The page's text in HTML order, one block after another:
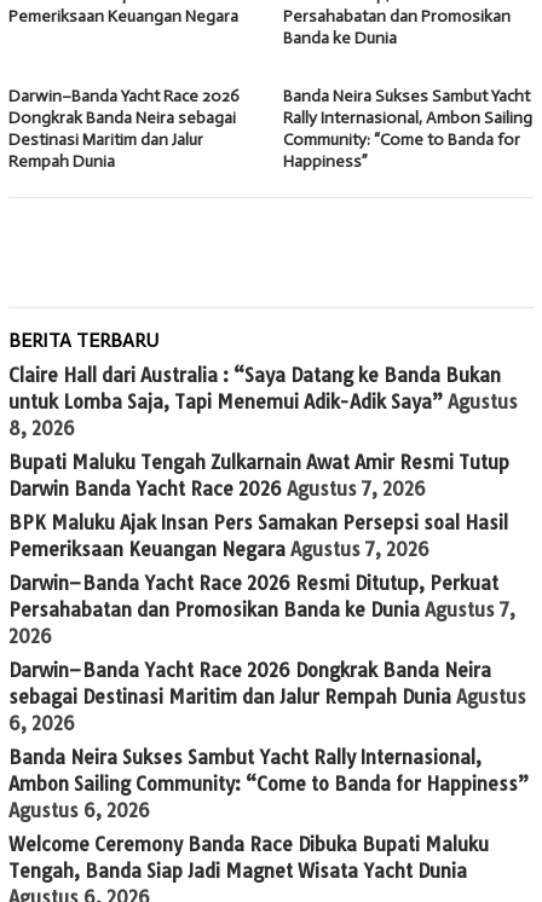
Pemeriksaan Keuangan Negara
Persahabatan dan Promosikan
Banda ke Dunia
Darwin–Banda Yacht Race 2026
Dongkrak Banda Neira sebagai
Destinasi Maritim dan Jalur
Rempah Dunia
Banda Neira Sukses Sambut Yacht
Rally Internasional, Ambon Sailing
Community: “Come to Banda for
Happiness”
BERITA TERBARU
Claire Hall dari Australia : “Saya Datang ke Banda Bukan
untuk Lomba Saja, Tapi Menemui Adik-Adik Saya” Agustus
8, 2026
Bupati Maluku Tengah Zulkarnain Awat Amir Resmi Tutup
Darwin Banda Yacht Race 2026 Agustus 7, 2026
BPK Maluku Ajak Insan Pers Samakan Persepsi soal Hasil
Pemeriksaan Keuangan Negara Agustus 7, 2026
Darwin–Banda Yacht Race 2026 Resmi Ditutup, Perkuat
Persahabatan dan Promosikan Banda ke Dunia Agustus 7,
2026
Darwin–Banda Yacht Race 2026 Dongkrak Banda Neira
sebagai Destinasi Maritim dan Jalur Rempah Dunia Agustus
6, 2026
Banda Neira Sukses Sambut Yacht Rally Internasional,
Ambon Sailing Community: “Come to Banda for Happiness”
Agustus 6, 2026
Welcome Ceremony Banda Race Dibuka Bupati Maluku
Tengah, Banda Siap Jadi Magnet Wisata Yacht Dunia